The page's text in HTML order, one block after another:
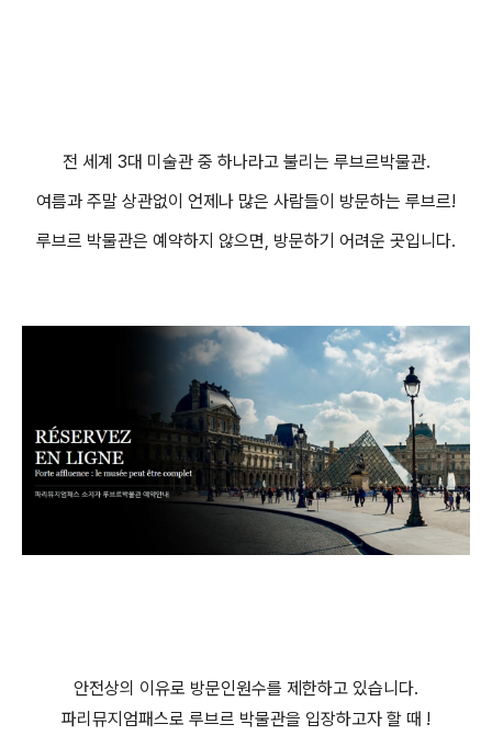
전 세계 3대 미술관 중 하나라고 불리는 루브르박물관.
여름과 주말 상관없이 언제나 많은 사람들이 방문하는 루브르!
루브르 박물관은 예약하지 않으면, 방문하기 어려운 곳입니다.
안전상의 이유로 방문인원수를 제한하고 있습니다.
파리뮤지엄패스로 루브르 박물관을 입장하고자 할 때 !